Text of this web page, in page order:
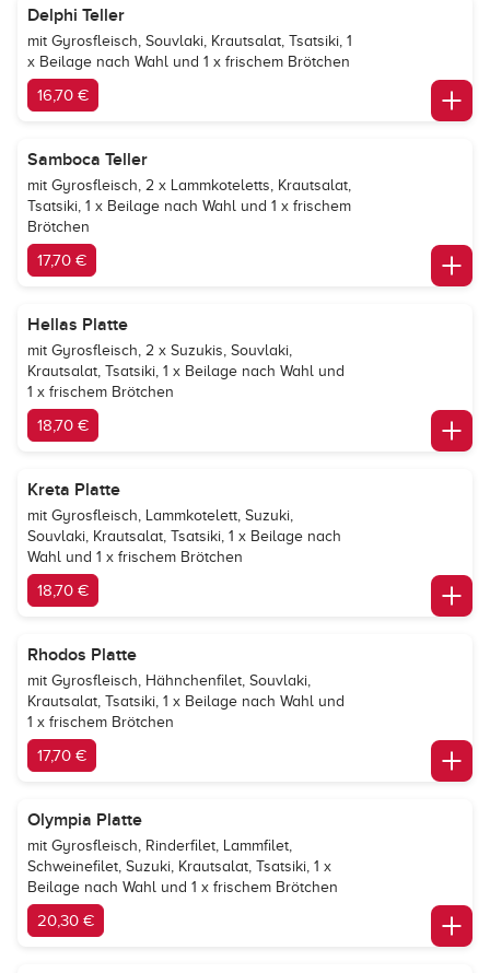
Delphi Teller
mit Gyrosfleisch, Souvlaki, Krautsalat, Tsatsiki, 1
x Beilage nach Wahl und 1 x frischem Brötchen
16,70 €
Samboca Teller
mit Gyrosfleisch, 2 x Lammkoteletts, Krautsalat,
Tsatsiki, 1 x Beilage nach Wahl und 1 x frischem
Brötchen
17,70 €
Hellas Platte
mit Gyrosfleisch, 2 x Suzukis, Souvlaki,
Krautsalat, Tsatsiki, 1 x Beilage nach Wahl und
1 x frischem Brötchen
18,70 €
Kreta Platte
mit Gyrosfleisch, Lammkotelett, Suzuki,
Souvlaki, Krautsalat, Tsatsiki, 1 x Beilage nach
Wahl und 1 x frischem Brötchen
18,70 €
Rhodos Platte
mit Gyrosfleisch, Hähnchenfilet, Souvlaki,
Krautsalat, Tsatsiki, 1 x Beilage nach Wahl und
1 x frischem Brötchen
17,70 €
Olympia Platte
mit Gyrosfleisch, Rinderfilet, Lammfilet,
Schweinefilet, Suzuki, Krautsalat, Tsatsiki, 1 x
Beilage nach Wahl und 1 x frischem Brötchen
20,30 €